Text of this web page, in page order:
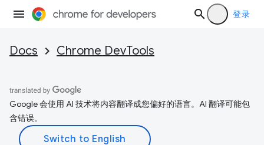
登录
Docs Chrome DevTools
Google 会使用 AI 技术将内容翻译成您偏好的语言。AI 翻译可能包
含错误。